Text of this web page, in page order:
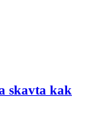
skavta kak